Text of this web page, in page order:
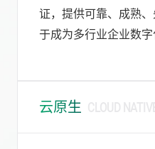
证，提供可靠、成熟
于成为多行业企业数字
云原生